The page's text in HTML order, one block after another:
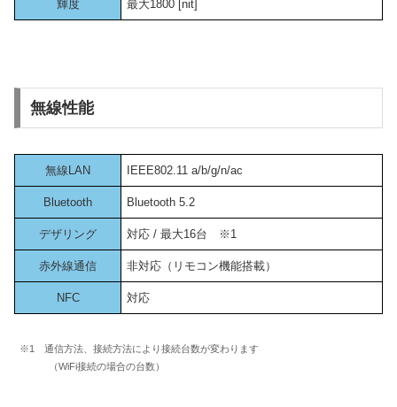
輝度 最大1800 [nit]
無線性能
無線LAN IEEE802.11 a/b/g/n/ac
Bluetooth Bluetooth 5.2
デザリング 対応 / 最大16台 ※1
赤外線通信 非対応（リモコン機能搭載）
NFC 対応
※1 通信方法、接続方法により接続台数が変わります
（WiFi接続の場合の台数）